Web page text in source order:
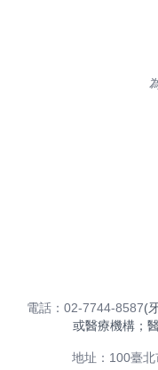
電話：02-7744-8587(
或醫療機構；
地址：100臺